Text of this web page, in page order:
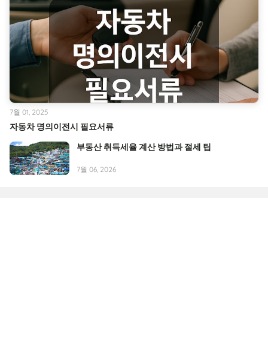
자동차 명의이전시 필요서류
7월 01, 2025
부동산 취득세율 계산 방법과 절세 팁
7월 06, 2026